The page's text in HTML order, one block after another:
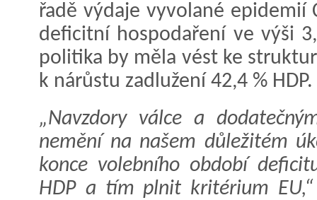
řadě výdaje vyvolané epidemií
deficitní hospodaření ve výši
politika by měla vést ke
k nárůstu zadlužení 42,4 % HDP.
„Navzdory válce a
nemění na našem důležitém
konce volebního období
HDP a tím plnit kritérium EU,“